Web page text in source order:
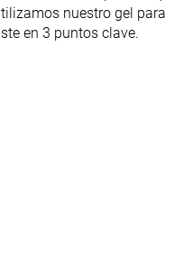
nuestro gel para
en 3 puntos clave.